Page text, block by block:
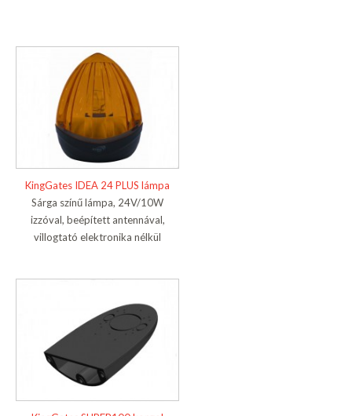
KingGates IDEA 24 PLUS lámpa
Sárga színű lámpa, 24V/10W
izzóval, beépített antennával,
villogtató elektronika nélkül